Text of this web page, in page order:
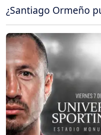
¿Santiago Ormeño